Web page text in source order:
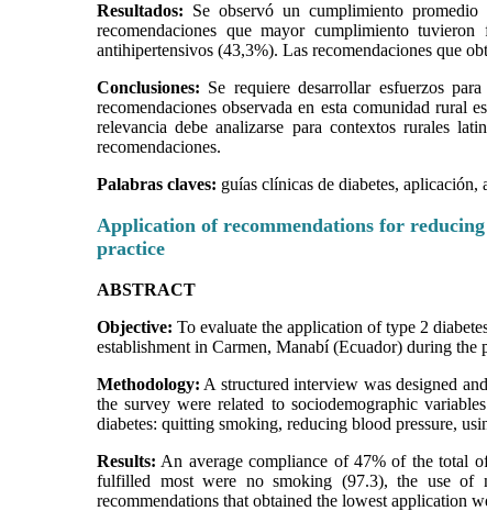
Resultados: Se observó un cumplimiento
recomendaciones que mayor cumplimiento
antihipertensivos (43,3%). Las recomendaciones que
Conclusiones: Se requiere desarrollar esfuerzos
recomendaciones observada en esta comunidad rural
relevancia debe analizarse para contextos rurales
recomendaciones.
Palabras claves: guías clínicas de diabetes, aplicación,
Application of recommendations for
practice
ABSTRACT
Objective: To evaluate the application of type 2
establishment in Carmen, Manabí (Ecuador) during
Methodology: A structured interview was designed
the survey were related to sociodemographic
diabetes: quitting smoking, reducing blood pressure,
Results: An average compliance of 47% of the total
fulfilled most were no smoking (97.3), the use of
recommendations that obtained the lowest application